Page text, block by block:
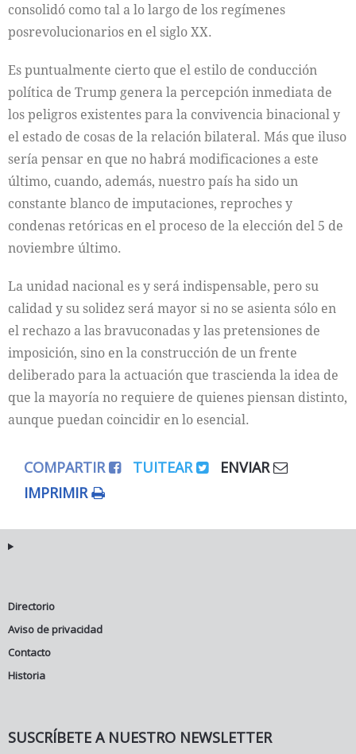
consolidó como tal a lo largo de los regímenes
posrevolucionarios en el siglo XX.
Es puntualmente cierto que el estilo de conducción
política de Trump genera la percepción inmediata de
los peligros existentes para la convivencia binacional y
el estado de cosas de la relación bilateral. Más que iluso
sería pensar en que no habrá modificaciones a este
último, cuando, además, nuestro país ha sido un
constante blanco de imputaciones, reproches y
condenas retóricas en el proceso de la elección del 5 de
noviembre último.
La unidad nacional es y será indispensable, pero su
calidad y su solidez será mayor si no se asienta sólo en
el rechazo a las bravuconadas y las pretensiones de
imposición, sino en la construcción de un frente
deliberado para la actuación que trascienda la idea de
que la mayoría no requiere de quienes piensan distinto,
aunque puedan coincidir en lo esencial.
COMPARTIR TUITEAR
ENVIAR
IMPRIMIR
Directorio
Aviso de privacidad
Contacto
Historia
SUSCRÍBETE A NUESTRO NEWSLETTER